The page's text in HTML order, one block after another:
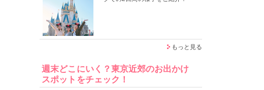
もっと見る
週末どこにいく？東京近郊のお出かけ
スポットをチェック！